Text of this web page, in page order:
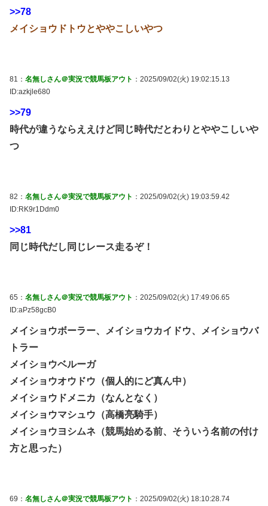
>>78
メイショウドトウとややこしいやつ
81： 名無しさん＠実況で競馬板アウト ：2025/09/02(火) 19:02:15.13
ID:azkjle680
>>79
時代が違うならええけど同じ時代だとわりとややこしいや
つ
82： 名無しさん＠実況で競馬板アウト ：2025/09/02(火) 19:03:59.42
ID:RK9r1Ddm0
>>81
同じ時代だし同じレース走るぞ！
65： 名無しさん＠実況で競馬板アウト ：2025/09/02(火) 17:49:06.65
ID:aPz58gcB0
メイショウボーラー、メイショウカイドウ、メイショウバ
トラー
メイショウベルーガ
メイショウオウドウ（個人的にど真ん中）
メイショウドメニカ（なんとなく）
メイショウマシュウ（高橋亮騎手）
メイショウヨシムネ（競馬始める前、そういう名前の付け
方と思った）
69： 名無しさん＠実況で競馬板アウト ：2025/09/02(火) 18:10:28.74